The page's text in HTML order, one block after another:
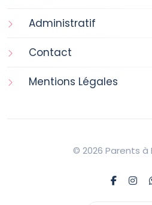
Administratif
Contact
Mentions Légales
© 2026 Parents à